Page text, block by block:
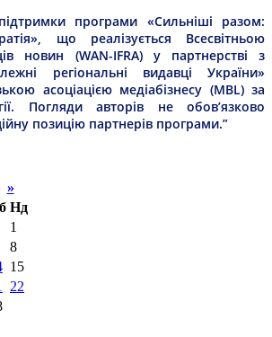
програми «Сильніші разом:
що реалізується Всесвітньою
новин (WAN-IFRA) у партнерстві з
регіональні видавці України»
асоціацією медіабізнесу (MBL) за
Погляди авторів не обов’язково
позицію партнерів програми.”
»
Нд
1
8
15
22